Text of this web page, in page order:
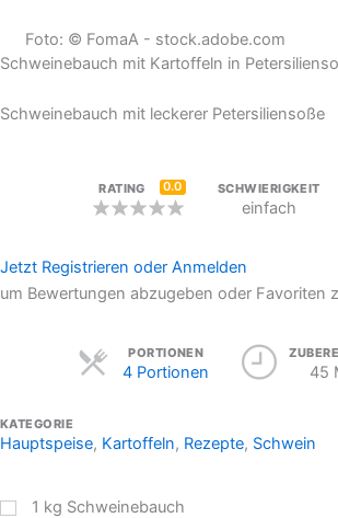
Foto: © FomaA - stock.adobe.com
Schweinebauch mit Kartoffeln in
Schweinebauch mit leckerer Petersiliensoße
RATING 0.0 SCHWIERIGKEIT
einfach
Jetzt Registrieren oder Anmelden
um Bewertungen abzugeben oder Favoriten
PORTIONEN
4 Portionen
Servings
45
KATEGORIE
Hauptspeise, Kartoffeln, Rezepte, Schwein
1 kg Schweinebauch